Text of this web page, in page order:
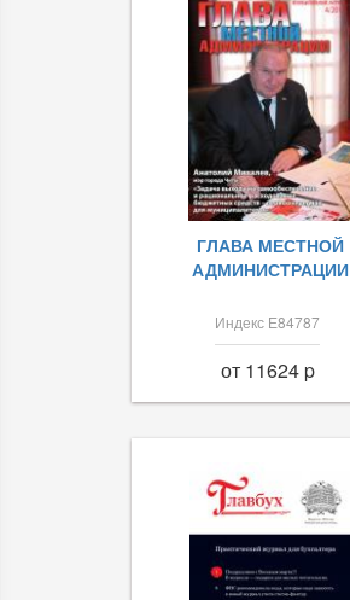
ГЛАВА МЕСТНОЙ
АДМИНИСТРАЦИИ
Индекс Е84787
от 11624 p